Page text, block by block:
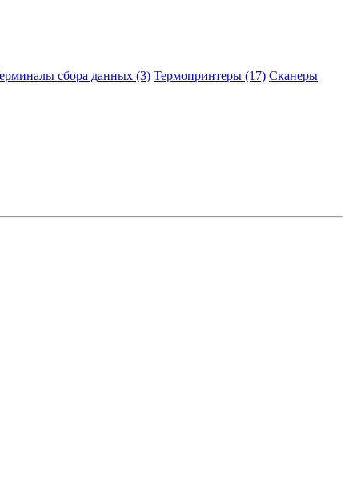
сбора данных (3) Термопринтеры (17) Сканеры